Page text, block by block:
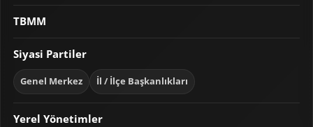
TBMM
Siyasi Partiler
Genel Merkez İl / İlçe Başkanlıkları
Yerel Yönetimler